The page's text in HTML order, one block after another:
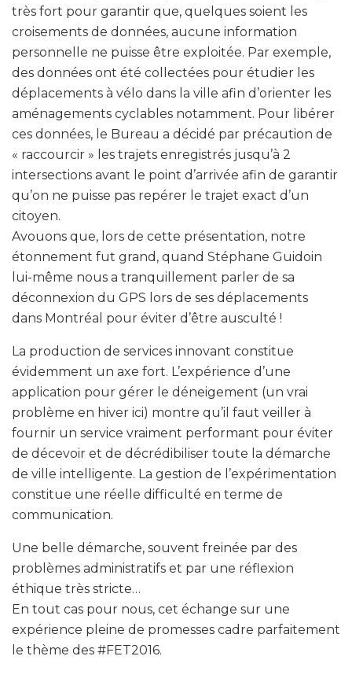
très fort pour garantir que, quelques soient les
croisements de données, aucune information
personnelle ne puisse être exploitée. Par exemple,
des données ont été collectées pour étudier les
déplacements à vélo dans la ville afin d’orienter les
aménagements cyclables notamment. Pour libérer
ces données, le Bureau a décidé par précaution de
« raccourcir » les trajets enregistrés jusqu’à 2
intersections avant le point d’arrivée afin de garantir
qu’on ne puisse pas repérer le trajet exact d’un
citoyen.
Avouons que, lors de cette présentation, notre
étonnement fut grand, quand Stéphane Guidoin
lui-même nous a tranquillement parler de sa
déconnexion du GPS lors de ses déplacements
dans Montréal pour éviter d’être ausculté !
La production de services innovant constitue
évidemment un axe fort. L’expérience d’une
application pour gérer le déneigement (un vrai
problème en hiver ici) montre qu’il faut veiller à
fournir un service vraiment performant pour éviter
de décevoir et de décrédibiliser toute la démarche
de ville intelligente. La gestion de l’expérimentation
constitue une réelle difficulté en terme de
communication.
Une belle démarche, souvent freinée par des
problèmes administratifs et par une réflexion
éthique très stricte…
En tout cas pour nous, cet échange sur une
expérience pleine de promesses cadre parfaitement
le thème des #FET2016.